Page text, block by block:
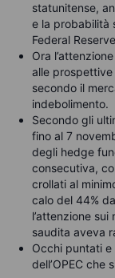
statunitense,
e la probabilità
Federal
Ora
alle
secondo il
indebolimento.
Secondo gli
fino al 7
degli hedge
consecutiva,
crollati al
calo del 44%
l’attenzione
saudita aveva
Occhi puntati
dell’OPEC che